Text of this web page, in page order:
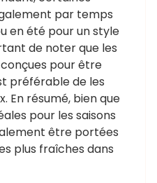
par temps
en été pour un style
de noter que les
pour être
préférable de les
En résumé, bien que
pour les saisons
être portées
plus fraîches dans